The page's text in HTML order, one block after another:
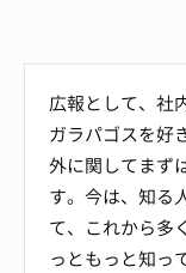
広報として、社
ガラパゴスを好
外に関してまず
す。今は、知る
て、これから多
っともっと知っ